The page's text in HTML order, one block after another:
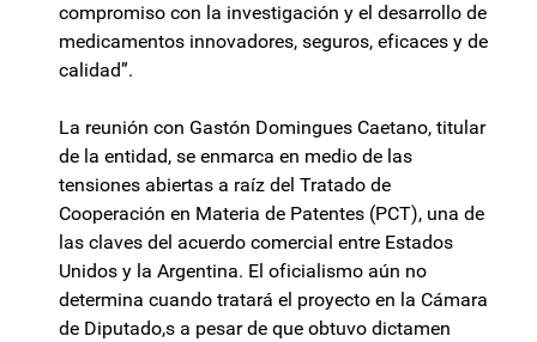
compromiso con la investigación y el desarrollo de
medicamentos innovadores, seguros, eficaces y de
calidad”.
La reunión con Gastón Domingues Caetano, titular
de la entidad, se enmarca en medio de las
tensiones abiertas a raíz del Tratado de
Cooperación en Materia de Patentes (PCT), una de
las claves del acuerdo comercial entre Estados
Unidos y la Argentina. El oficialismo aún no
determina cuando tratará el proyecto en la Cámara
de Diputado,s a pesar de que obtuvo dictamen